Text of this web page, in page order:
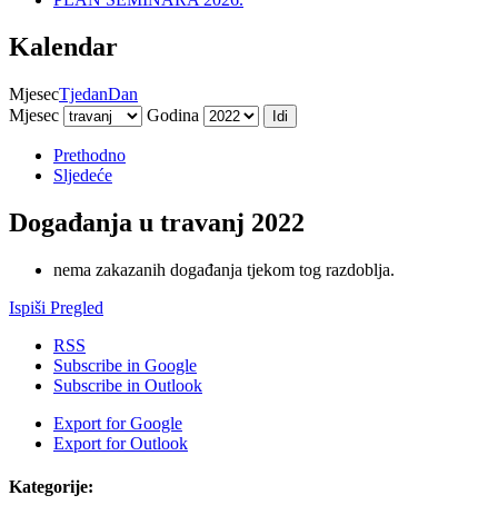
Kalendar
MjesecTjedanDan
Mjesec
Godina
Prethodno
Sljedeće
Događanja u travanj 2022
nema zakazanih događanja tjekom tog razdoblja.
Ispiši Pregled
RSS
Subscribe in Google
Subscribe in Outlook
Export forGoogle
Export forOutlook
Kategorije: